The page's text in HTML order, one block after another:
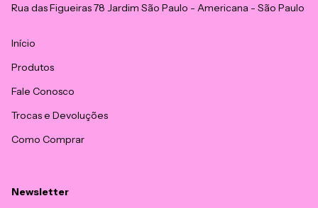
Rua das Figueiras 78 Jardim São Paulo - Americana - São Paulo
Início
Produtos
Fale Conosco
Trocas e Devoluções
Como Comprar
Newsletter